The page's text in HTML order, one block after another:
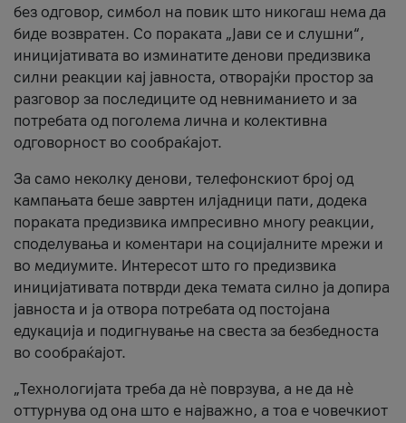
без одговор, симбол на повик што никогаш нема да
биде возвратен. Со пораката „Јави се и слушни“,
иницијативата во изминатите денови предизвика
силни реакции кај јавноста, отворајќи простор за
разговор за последиците од невниманието и за
потребата од поголема лична и колективна
одговорност во сообраќајот.
За само неколку денови, телефонскиот број од
кампањата беше завртен илјадници пати, додека
пораката предизвика импресивно многу реакции,
споделувања и коментари на социјалните мрежи и
во медиумите. Интересот што го предизвика
иницијативата потврди дека темата силно ја допира
јавноста и ја отвора потребата од постојана
едукација и подигнување на свеста за безбедноста
во сообраќајот.
„Технологијата треба да нè поврзува, а не да нè
оттурнува од она што е најважно, а тоа е човечкиот